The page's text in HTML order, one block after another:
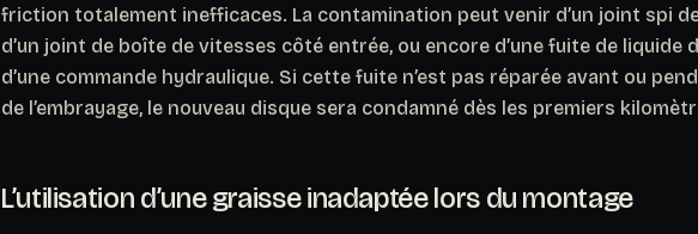
friction totalement inefficaces. La contamination peut venir d’un joint spi
d’un joint de boîte de vitesses côté entrée, ou encore d’une fuite de liquide
d’une commande hydraulique. Si cette fuite n’est pas réparée avant ou
de l’embrayage, le nouveau disque sera condamné dès les premiers
L’utilisation d’une graisse inadaptée lors du montage